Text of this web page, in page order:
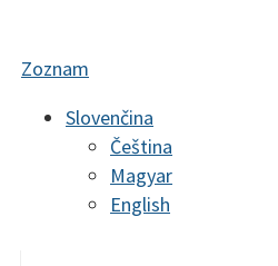
Zoznam
Slovenčina
Čeština
Magyar
English